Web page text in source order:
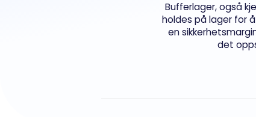
Bufferlager, også
holdes på lager for
en
det